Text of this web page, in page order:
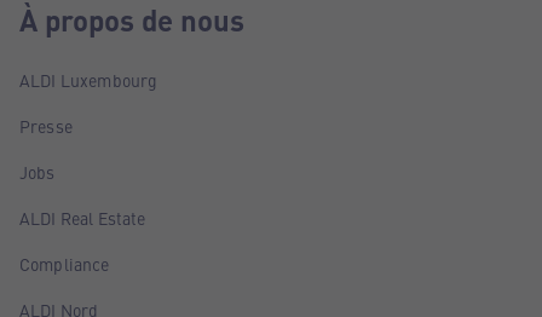
À propos de nous
ALDI Luxembourg
Presse
Jobs
ALDI Real Estate
Compliance
ALDI Nord